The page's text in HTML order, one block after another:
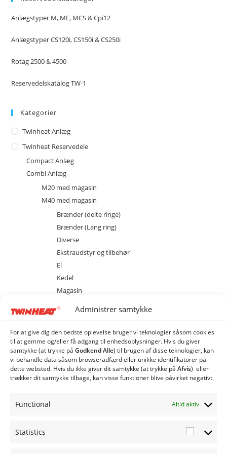
Administrer samtykke
For at give dig den bedste oplevelse bruger vi teknologier såsom cookies
til at gemme og/eller få adgang til enhedsoplysninger. Hvis du giver
samtykke (at trykke på Godkend Alle) til brugen af ​​disse teknologier, kan
vi behandle data såsom browseradfærd eller unikke identifikatorer på
dette websted. Hvis du ikke giver dit samtykke (at trykke på Afvis) eller
trækker dit samtykke tilbage, kan visse funktioner blive påvirket negativt.
Functional Altid aktiv
Statistics
Anlægstyper M, ME, MCS & Cpi12
Anlægstyper CS120i, CS150i & CS250i
Rotag 2500 & 4500
Reservedelskatalog TW-1
Kategorier
Twinheat Anlæg
Twinheat Reservedele
Compact Anlæg
Combi Anlæg
M20 med magasin
M40 med magasin
Brænder (delte ringe)
Brænder (Lang ring)
Diverse
Ekstraudstyr og tilbehør
El
Kedel
Magasin
M80 med magasin
MCS 20 med cellesluse
MCS 40 med cellesluse
MCS 80 med cellesluse
ME 20 med spjældhus
ME 40 med spjældhus
Industri Anlæg